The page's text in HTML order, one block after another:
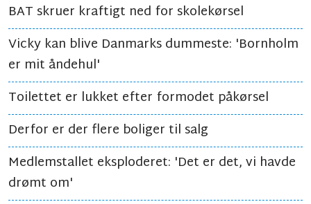
BAT skruer kraftigt ned for skolekørsel
Vicky kan blive Danmarks dummeste: 'Bornholm
er mit åndehul'
Toilettet er lukket efter formodet påkørsel
Derfor er der flere boliger til salg
Medlemstallet eksploderet: 'Det er det, vi havde
drømt om'